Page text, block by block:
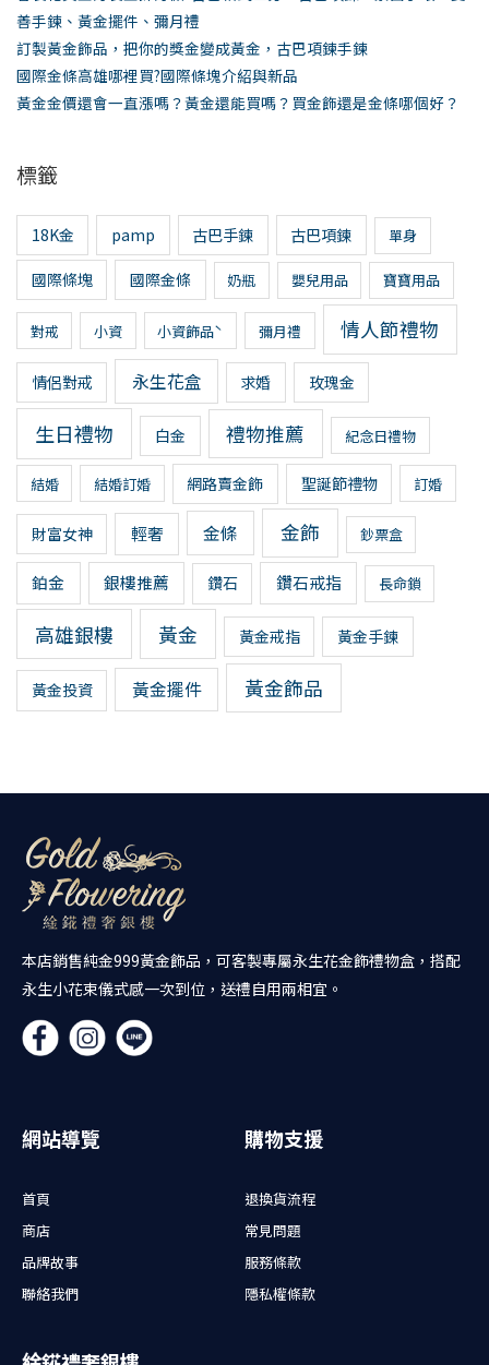
善手鍊、黃金擺件、彌月禮
訂製黃金飾品，把你的獎金變成黃金，古巴項鍊手鍊
國際金條高雄哪裡買?國際條塊介紹與新品
黃金金價還會一直漲嗎？黃金還能買嗎？買金飾還是金條哪個好？
標籤
18K金 pamp 古巴手鍊 古巴項鍊 單身
國際條塊 國際金條 奶瓶 嬰兒用品 寶寶用品
對戒 小資 小資飾品ˋ 彌月禮 情人節禮物
情侶對戒 永生花盒 求婚 玫瑰金
生日禮物 白金 禮物推薦 紀念日禮物
結婚 結婚訂婚 網路賣金飾 聖誕節禮物 訂婚
財富女神 輕奢 金條 金飾 鈔票盒
鉑金 銀樓推薦 鑽石 鑽石戒指 長命鎖
高雄銀樓 黃金 黃金戒指 黃金手鍊
黃金投資 黃金擺件 黃金飾品
本店銷售純金999黃金飾品，可客製專屬永生花金飾禮物盒，搭配
永生小花束儀式感一次到位，送禮自用兩相宜。
網站導覽
首頁
商店
品牌故事
聯絡我們
購物支援
退換貨流程
常見問題
服務條款
隱私權條款